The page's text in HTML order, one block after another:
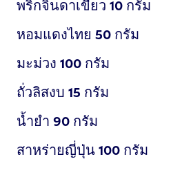
พริกจินดาเขียว 10 กรัม
หอมแดงไทย 50 กรัม
มะม่วง 100 กรัม
ถั่วลิสงบ 15 กรัม
นํ้ายํา 90 กรัม
สาหร่ายญี่ปุ่น 100 กรัม